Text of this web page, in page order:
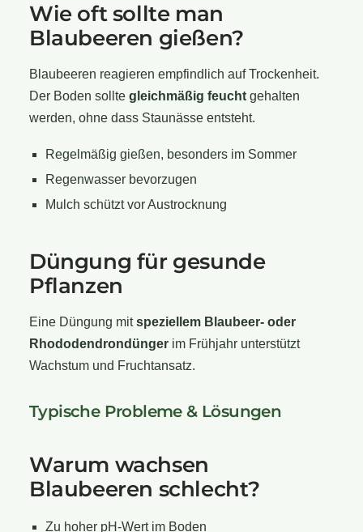
Wie oft sollte man
Blaubeeren gießen?
Blaubeeren reagieren empfindlich auf Trockenheit.
Der Boden sollte gleichmäßig feucht gehalten
werden, ohne dass Staunässe entsteht.
Regelmäßig gießen, besonders im Sommer
Regenwasser bevorzugen
Mulch schützt vor Austrocknung
Düngung für gesunde
Pflanzen
Eine Düngung mitspeziellem Blaubeer- oder
Rhododendrondünger im Frühjahr unterstützt
Wachstum und Fruchtansatz.
Typische Probleme & Lösungen
Warum wachsen
Blaubeeren schlecht?
Zu hoher pH-Wert im Boden